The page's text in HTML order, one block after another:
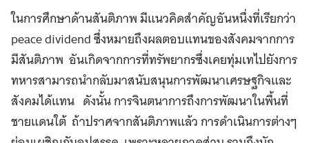
ในการศึกษาด้านสันติภาพ มีแนวคิดสำคัญอันหนึ่งที่เรียกว่า
peace dividend ซึ่งหมายถึงผลตอบแทนของสังคมจากการ
มีสันติภาพ อันเกิดจากการที่ทรัพยากรซึ่งเคยทุ่มเทไปยังการ
ทหารสามารถนำกลับมาสนับสนุนการพัฒนาเศรษฐกิจและ
สังคมได้แทน ดังนั้น การจินตนาการถึงการพัฒนาในพื้นที่
ชายแดนใต้ ถ้าปราศจากสันติภาพแล้ว การดำเนินการต่างๆ